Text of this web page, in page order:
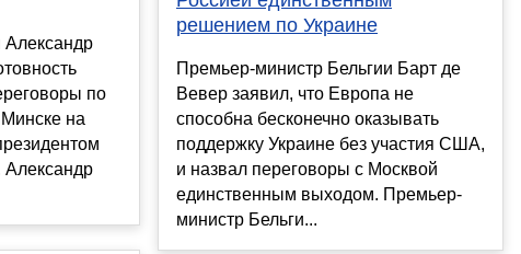
Александр
по
Минске на
решением по Украине
Премьер-министр Бельгии Барт де
Вевер заявил, что Европа не
способна бесконечно оказывать
поддержку Украине без участия США,
и назвал переговоры с Москвой
единственным выходом. Премьер-
министр Бельги...